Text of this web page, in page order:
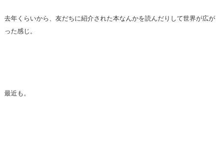
去年くらいから、友だちに紹介された本なんかを読んだりして世界が広が
った感じ。
最近も。